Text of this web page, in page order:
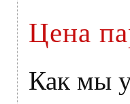
Цена
Как мы